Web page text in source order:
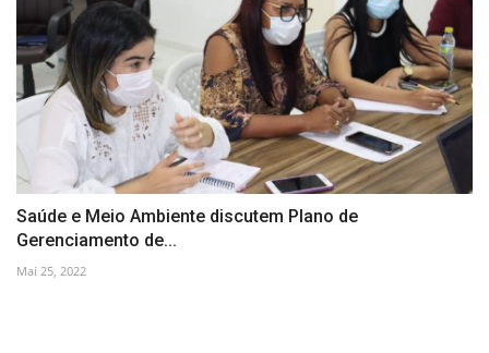
Saúde e Meio Ambiente discutem Plano de
Gerenciamento de...
Mai 25, 2022